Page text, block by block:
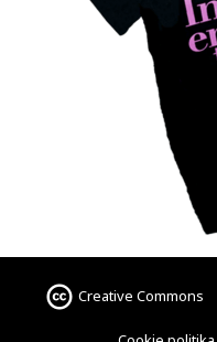
Creative Commons